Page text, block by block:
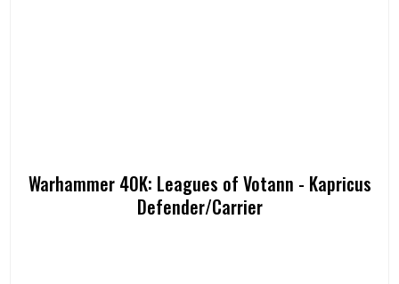
Warhammer 40K: Leagues of Votann - Kapricus
Defender/Carrier